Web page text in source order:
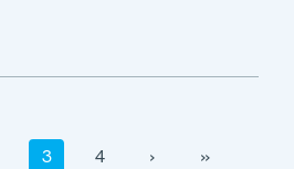
3 4 › ››